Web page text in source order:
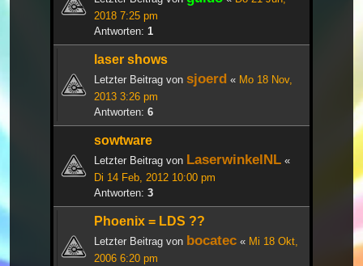
2018 7:25 pm
Antworten: 1
laser shows
Letzter Beitrag von sjoerd « Mo 18 Nov,
2013 3:26 pm
Antworten: 6
sowtware
Letzter Beitrag von LaserwinkelNL «
Di 14 Feb, 2012 10:00 pm
Antworten: 3
Phoenix = LDS ??
Letzter Beitrag von bocatec « Mi 18 Okt,
2006 6:20 pm